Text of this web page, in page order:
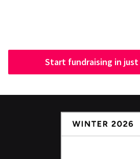
Start fundraising in just